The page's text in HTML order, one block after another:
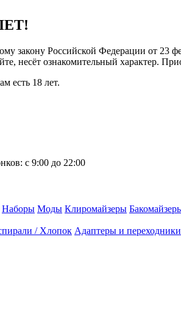
закону Российской Федерации от
несёт ознакомительный характер.
есть 18 лет.
с 9:00 до 22:00
Наборы Моды Клиромайзеры
/ Хлопок Адаптеры и переходники